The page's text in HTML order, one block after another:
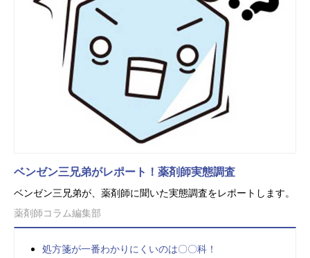
ベンゼン三兄弟がレポート！薬剤師実態調査
ベンゼン三兄弟が、薬剤師に聞いた実態調査をレポートします。
薬剤師コラム編集部
処方箋が一番わかりにくいのは〇〇科！